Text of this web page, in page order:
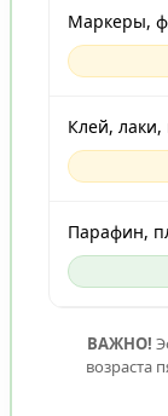
Маркеры,
Клей, лаки,
Парафин,
ВАЖНО!
возраста